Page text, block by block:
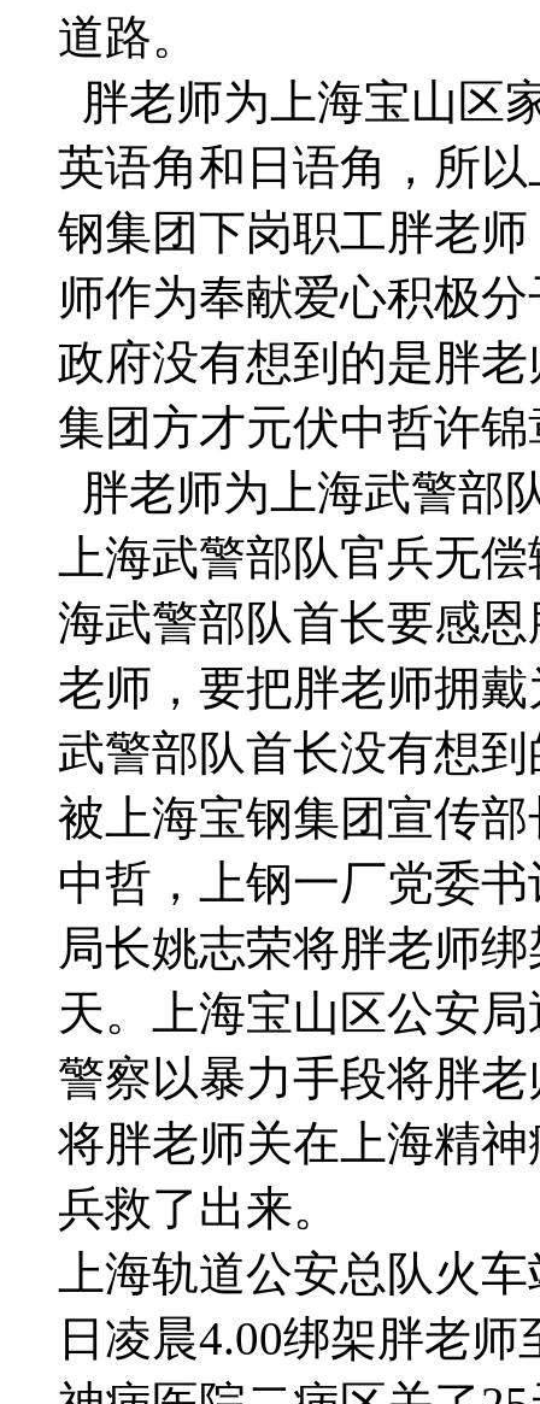
道路。
胖老师为上海宝山区
英语角和日语角，所
钢集团下岗职工胖老
师作为奉献爱心积极
政府没有想到的是胖
集团方才元伏中哲许
胖老师为上海武警部
上海武警部队官兵无
海武警部队首长要感
老师，要把胖老师拥
武警部队首长没有想
被上海宝钢集团宣传
中哲，上钢一厂党委
局长姚志荣将胖老师
天。上海宝山区公安
警察以暴力手段将胖
将胖老师关在上海精
兵救了出来。
上海轨道公安总队火
日凌晨4.00绑架胖老